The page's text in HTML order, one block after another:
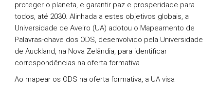
proteger o planeta, e garantir paz e prosperidade para
todos, até 2030. Alinhada a estes objetivos globais, a
Universidade de Aveiro (UA) adotou o Mapeamento de
Palavras-chave dos ODS, desenvolvido pela Universidade
de Auckland, na Nova Zelândia, para identificar
correspondências na oferta formativa.
Ao mapear os ODS na oferta formativa, a UA visa